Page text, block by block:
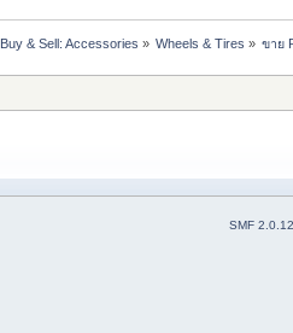
Buy & Sell: Accessories » Wheels & Tires » ขาย
SMF 2.0.12